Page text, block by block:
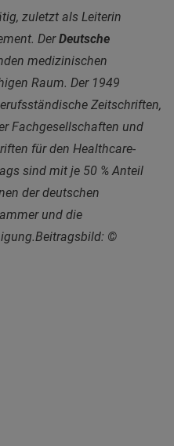
zuletzt als Leiterin
DerDeutsche
medizinischen
Raum. Der 1949
Zeitschriften,
Fachgesellschaften und
für den Healthcare-
sind mit je 50 % Anteil
der deutschen
und die
Beitragsbild: ©